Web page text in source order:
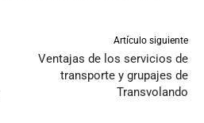
Artículo siguiente
Ventajas de los servicios de
transporte y grupajes de
Transvolando